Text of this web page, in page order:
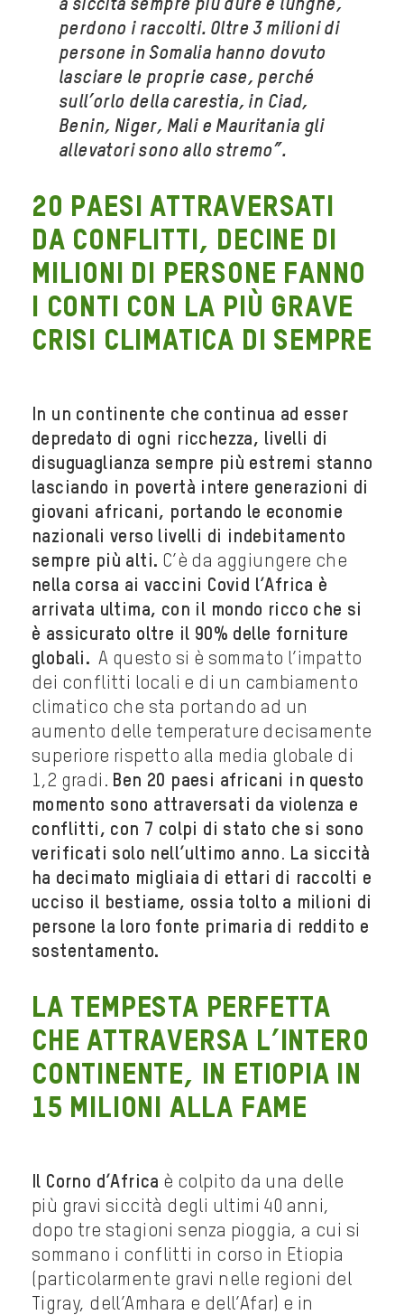
a siccità sempre più dure e lunghe,
perdono i raccolti. Oltre 3 milioni di
persone in Somalia hanno dovuto
lasciare le proprie case, perché
sull’orlo della carestia, in Ciad,
Benin, Niger, Mali e Mauritania gli
allevatori sono allo stremo”.
20 paesi attraversati
da conflitti, decine di
milioni di persone fanno
i conti con la più grave
crisi climatica di sempre
In un continente che continua ad esser
depredato di ogni ricchezza, livelli di
disuguaglianza sempre più estremi stanno
lasciando in povertà intere generazioni di
giovani africani, portando le economie
nazionali verso livelli di indebitamento
sempre più alti. C’è da aggiungere che
nella corsa ai vaccini Covid l’Africa è
arrivata ultima, con il mondo ricco che si
è assicurato oltre il 90% delle forniture
globali. A questo si è sommato l’impatto
dei conflitti locali e di un cambiamento
climatico che sta portando ad un
aumento delle temperature decisamente
superiore rispetto alla media globale di
1,2 gradi. Ben 20 paesi africani in questo
momento sono attraversati da violenza e
conflitti, con 7 colpi di stato che si sono
verificati solo nell’ultimo anno . La siccità
ha decimato migliaia di ettari di raccolti e
ucciso il bestiame, ossia tolto a milioni di
persone la loro fonte primaria di reddito e
sostentamento.
La tempesta perfetta
che attraversa l’intero
continente, in Etiopia in
15 milioni alla fame
Il Corno d’Africa è colpito da una delle
più gravi siccità degli ultimi 40 anni,
dopo tre stagioni senza pioggia, a cui si
sommano i conflitti in corso in Etiopia
(particolarmente gravi nelle regioni del
Tigray, dell’Amhara e dell’Afar) e in